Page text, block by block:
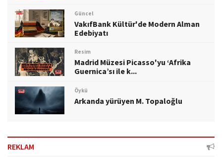
Güncel
VakıfBank Kültür'de Modern Alman
Edebiyatı
Resim
Madrid Müzesi Picasso'yu ‘Afrika
Guernica’sı ile k...
Öykü
Arkanda yürüyen M. Topaloğlu
REKLAM